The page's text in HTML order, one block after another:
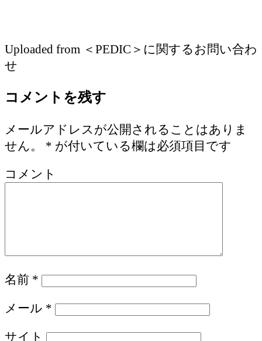
Uploaded from ＜PEDIC＞に関するお問い合わ
せ
コメントを残す
メールアドレスが公開されることはありま
せん。
* が付いている欄は必須項目です
コメント
名前 *
メール *
サイト